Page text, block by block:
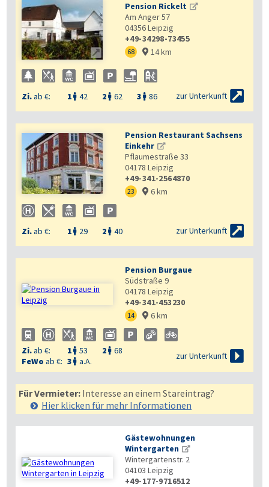

Pension Rickelt
Am Anger 57
04356Leipzig
+49-34298-73455
68  14 km
Zi.ab €: 1  42 2  62 3  86 zur Unterkunft 

Pension Restaurant Sachsens
Einkehr
Pflaumestraße 33
04178 Leipzig
+49-341-2564870
23  6 km
Zi.ab €: 1  29 2  40 zur Unterkunft 
Pension Burgaue
Südstraße 9
04178 Leipzig
+49-341-453230
14  6 km
Zi.ab €: 1  53 2  68
FeWo ab €: 3  a.A.
zur Unterkunft 
Für Vermieter: Interesse an einem Stareintrag?
Hier klicken für mehr Informationen
Gästewohnungen
Wintergarten
Wintergartenstr. 2
04103 Leipzig
+49-177-9716512